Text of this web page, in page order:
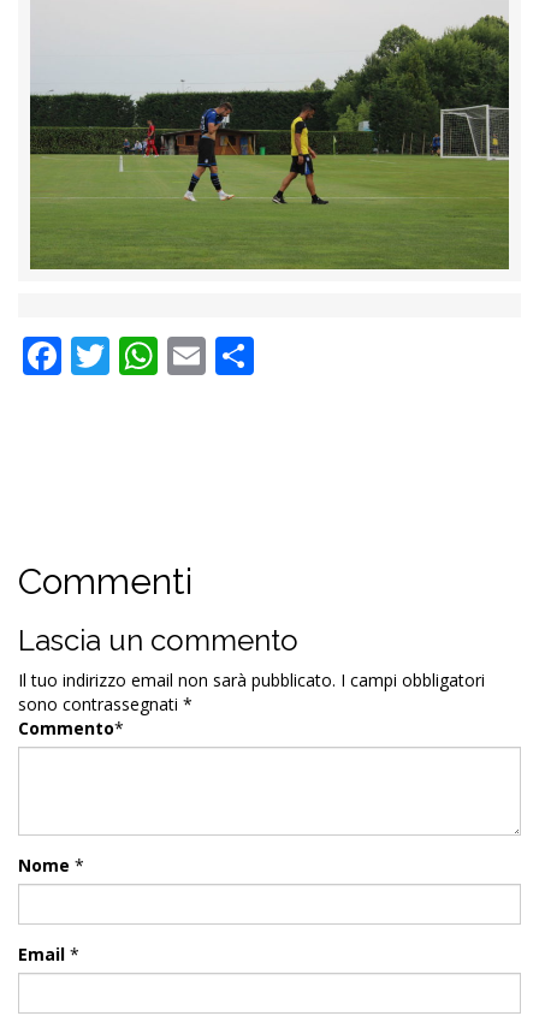
Facebook
Twitter
WhatsApp
Email
Commenti
Lascia un commento
Il tuo indirizzo email non sarà pubblicato. I campi obbligatori
sono contrassegnati *
Commento*
Nome *
Email *